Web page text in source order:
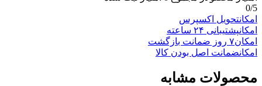
0/5
امکانتحویل اکسپرس
امکانپشتیبانی ۲۴ ساعته
امکان۷ روز ضمانت بازگشت
امکانضمانت اصل بودن کالا
محصولات مشابه